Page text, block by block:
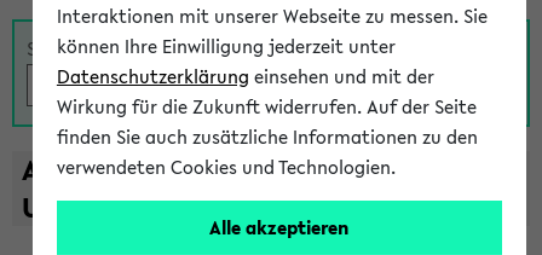
Suche
A B C D E F G H I J K L M N O
U
V W X Y
Z
Interaktionen mit unserer Webseite zu messen. Sie
können Ihre Einwilligung jederzeit unter
Datenschutzerklärung einsehen und mit der
Wirkung für die Zukunft widerrufen. Auf der Seite
finden Sie auch zusätzliche Informationen zu den
verwendeten Cookies und Technologien.
Alle akzeptieren